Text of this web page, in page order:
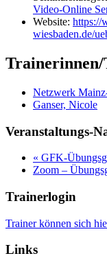
Video-Online
Website: https://
wiesbaden.de/
Netzwerk
Ganser, Nicole
Veranstaltungs-
« GFK-
Zoom –
Trainerlogin
Trainer können sich
Links